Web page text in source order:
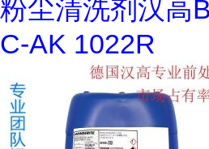
粉尘清洗剂汉高
C-AK 1022R